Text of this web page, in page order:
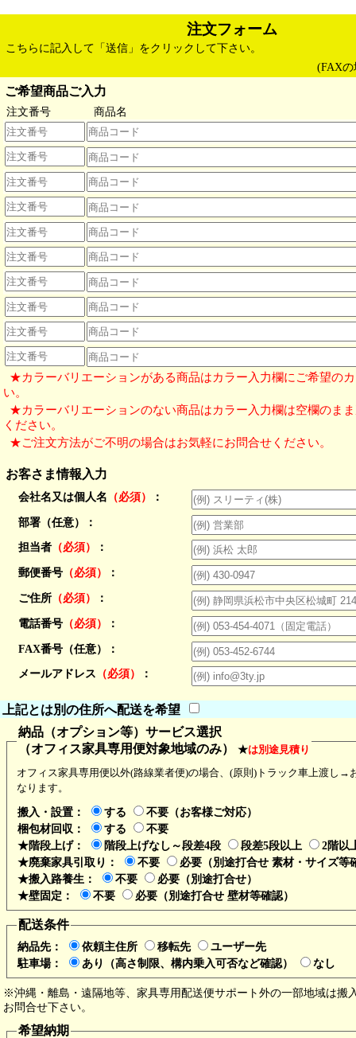
注文フォーム
こちらに記入して「送信」をクリックして下さい。
(FAXの
ご希望商品ご入力
注文番号 商品名
★カラーバリエーションがある商品はカラー入力欄にご希望の
い。
★カラーバリエーションのない商品はカラー入力欄は空欄のま
ください。
★ご注文方法がご不明の場合はお気軽にお問合せください。
お客さま情報入力
会社名又は個人名 （必須）
：
部署（任意）：
担当者（必須）
：
郵便番号（必須）
：
ご住所（必須）
：
電話番号（必須）
：
FAX番号（任意）：
メールアドレス （必須） ：
上記とは別の住所へ配送を希望
会社名又は個人名
部署（任意）
担当者
郵便番号
ご住所
電話番号
FAX番号（任意）
メールアドレス
納品（オプション等）サービス選択
（オフィス家具専用便対象地域のみ） ★は別途見積り
オフィス家具専用便以外(路線業者便)の場合、(原則)トラック車上渡し→
なります。
搬入・設置： する
不要（お客様ご対応）
梱包材回収：
する
不要
★階段上げ：
階段上げなし～段差4段 段差5段以上
2階以
★廃棄家具引取り：
不要
必要（別途打合せ 素材・サイズ等
★搬入路養生：
不要
必要（別途打合せ）
★壁固定：
不要 必要（別途打合せ 壁材等確認）
配送条件
納品先： 依頼主住所 移転先
ユーザー先
駐車場：
あり（高さ制限、構内乗入可否など確認） なし
※沖縄・離島・遠隔地等、家具専用配送便サポート外の一部地域は搬
お問合せ下さい。
希望納期